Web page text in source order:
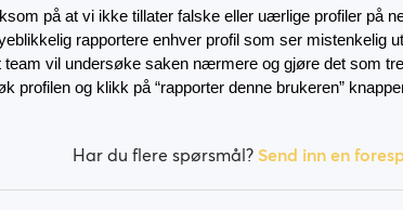
på at vi ikke tillater falske eller uærlige profiler på
rapportere enhver profil som ser mistenkelig
team vil undersøke saken nærmere og gjøre det som
profilen og klikk på “rapporter denne brukeren”
Har du flere spørsmål? Send inn en